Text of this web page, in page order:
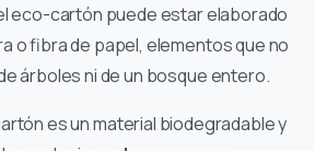
eco-cartón puede estar elaborado
o fibra de papel, elementos que no
árboles ni de un bosque entero.
es un material biodegradable y